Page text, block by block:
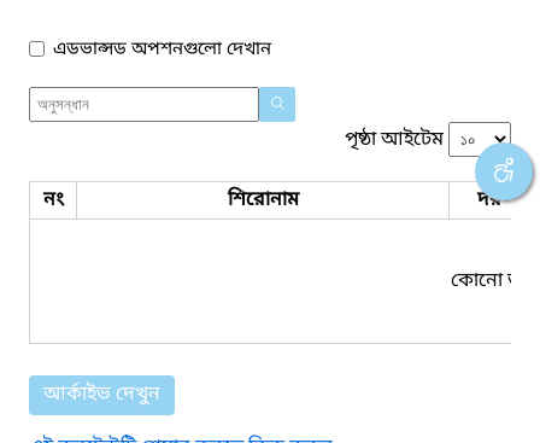
এডভান্সড অপশনগুলো দেখান
পৃষ্ঠা আইটেম
নং শিরোনাম দরপত্র
কোনো তথ্য
আর্কাইভ দেখুন